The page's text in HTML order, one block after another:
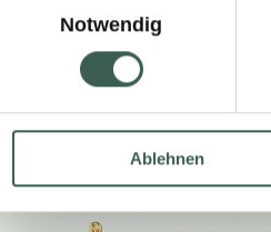
Notwendig
Ablehnen